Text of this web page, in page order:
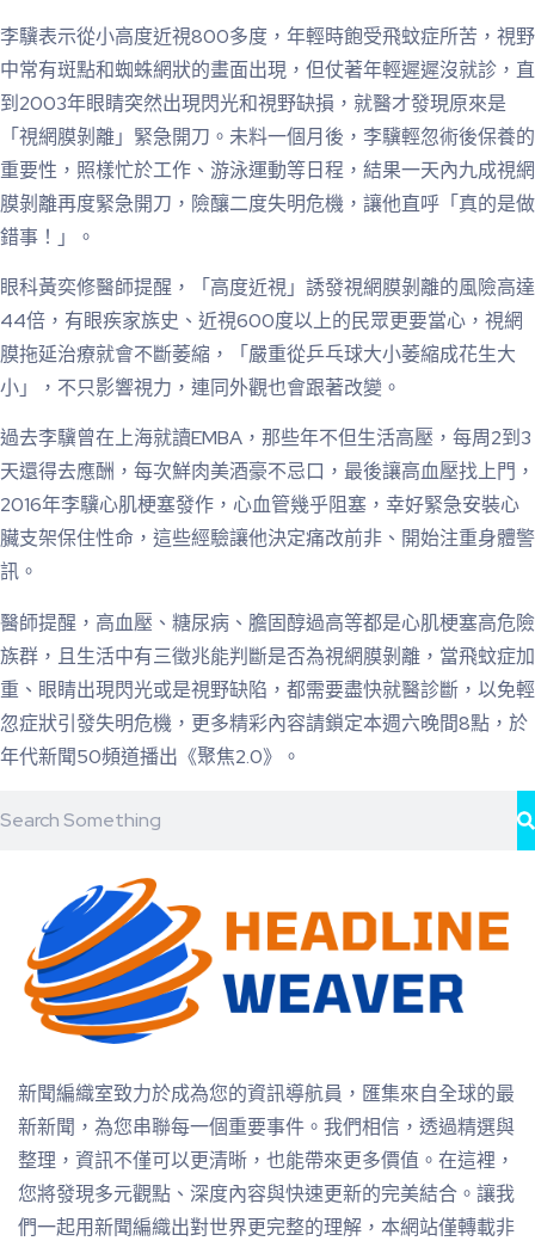
李驥表示從小高度近視800多度，年輕時飽受飛蚊症所苦，視野
中常有斑點和蜘蛛網狀的畫面出現，但仗著年輕遲遲沒就診，直
到2003年眼睛突然出現閃光和視野缺損，就醫才發現原來是
「視網膜剝離」緊急開刀。未料一個月後，李驥輕忽術後保養的
重要性，照樣忙於工作、游泳運動等日程，結果一天內九成視網
膜剝離再度緊急開刀，險釀二度失明危機，讓他直呼「真的是做
錯事！」。
眼科黃奕修醫師提醒，「高度近視」誘發視網膜剝離的風險高達
44倍，有眼疾家族史、近視600度以上的民眾更要當心，視網
膜拖延治療就會不斷萎縮，「嚴重從乒乓球大小萎縮成花生大
小」，不只影響視力，連同外觀也會跟著改變。
過去李驥曾在上海就讀EMBA，那些年不但生活高壓，每周2到3
天還得去應酬，每次鮮肉美酒豪不忌口，最後讓高血壓找上門，
2016年李驥心肌梗塞發作，心血管幾乎阻塞，幸好緊急安裝心
臟支架保住性命，這些經驗讓他決定痛改前非、開始注重身體警
訊。
醫師提醒，高血壓、糖尿病、膽固醇過高等都是心肌梗塞高危險
族群，且生活中有三徵兆能判斷是否為視網膜剝離，當飛蚊症加
重、眼睛出現閃光或是視野缺陷，都需要盡快就醫診斷，以免輕
忽症狀引發失明危機，更多精彩內容請鎖定本週六晚間8點，於
年代新聞50頻道播出《聚焦2.0》。
新聞編織室致力於成為您的資訊導航員，匯集來自全球的最
新新聞，為您串聯每一個重要事件。我們相信，透過精選與
整理，資訊不僅可以更清晰，也能帶來更多價值。在這裡，
您將發現多元觀點、深度內容與快速更新的完美結合。讓我
們一起用新聞編織出對世界更完整的理解，本網站僅轉載非